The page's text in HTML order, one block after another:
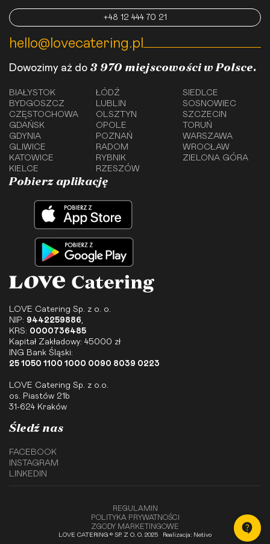
+48 12 444 70 21
hello@lovecatering.pl
Dowozimy aż do 3 970 miejscowości w Polsce.
BIAŁYSTOK
BYDGOSZCZ
CZĘSTOCHOWA
GDAŃSK
GDYNIA
GLIWICE
KATOWICE
KIELCE
ŁÓDŹ
LUBLIN
OLSZTYN
OPOLE
POZNAŃ
RADOM
RYBNIK
RZESZÓW
SIEDLCE
SOSNOWIEC
SZCZECIN
TORUŃ
WARSZAWA
WROCŁAW
ZIELONA GÓRA
Pobierz aplikację
LOVE Catering Sp. z o. o.
NIP: 9442259886,
KRS: 0000736485
Kapitał Zakładowy: 45000 zł
ING Bank Śląski:
25 1050 1100 1000 0090 8039 0223
LOVE Catering Sp. z o.o.
os. Piastów 21b
31-624 Kraków
Śledź nas
FACEBOOK
INSTAGRAM
LINKEDIN
REGULAMIN
POLITYKA PRYWATNOŚCI
ZGODY MARKETINGOWE
LOVE CATERING © SP. Z O. O. 2025 Realizacja: Netivo